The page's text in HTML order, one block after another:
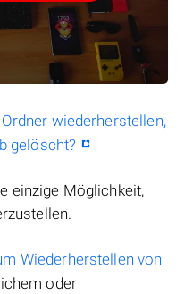
wiederherstellen,
gelöscht?
einzige Möglichkeit,
Wiederherstellen von
oder